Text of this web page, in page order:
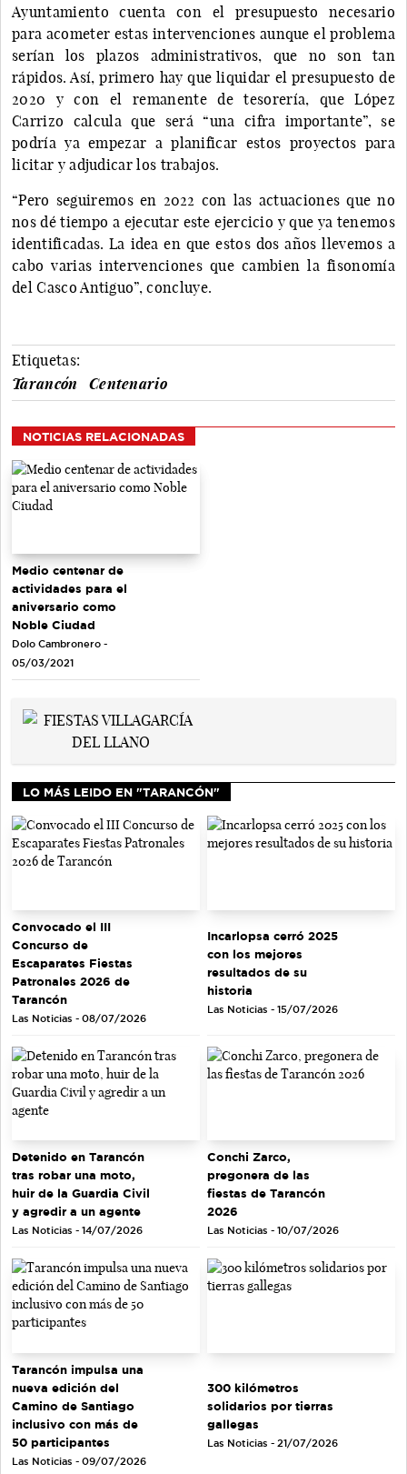
Ayuntamiento cuenta con el presupuesto necesario
para acometer estas intervenciones aunque el problema
serían los plazos administrativos, que no son tan
rápidos. Así, primero hay que liquidar el presupuesto de
2020 y con el remanente de tesorería, que López
Carrizo calcula que será “una cifra importante”, se
podría ya empezar a planificar estos proyectos para
licitar y adjudicar los trabajos.
“Pero seguiremos en 2022 con las actuaciones que no
nos dé tiempo a ejecutar este ejercicio y que ya tenemos
identificadas. La idea en que estos dos años llevemos a
cabo varias intervenciones que cambien la fisonomía
del Casco Antiguo”, concluye.
Etiquetas:
Tarancón
Centenario
NOTICIAS RELACIONADAS
Medio centenar de
actividades para el
aniversario como
Noble Ciudad
Dolo Cambronero -
05/03/2021
LO MÁS LEIDO EN "TARANCÓN"
Convocado el III
Concurso de
Escaparates Fiestas
Patronales 2026 de
Tarancón
Las Noticias - 08/07/2026
Incarlopsa cerró 2025
con los mejores
resultados de su
historia
Las Noticias - 15/07/2026
Detenido en Tarancón
tras robar una moto,
huir de la Guardia Civil
y agredir a un agente
Las Noticias - 14/07/2026
Conchi Zarco,
pregonera de las
fiestas de Tarancón
2026
Las Noticias - 10/07/2026
Tarancón impulsa una
nueva edición del
Camino de Santiago
inclusivo con más de
50 participantes
Las Noticias - 09/07/2026
300 kilómetros
solidarios por tierras
gallegas
Las Noticias - 21/07/2026